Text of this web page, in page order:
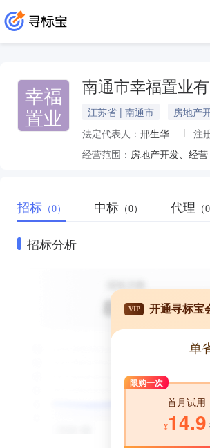
幸福
置业
南通市幸福置业
江苏省 | 南通市 房地产
法定代表人： 邢生华 注
经营范围：
招标 （0） 中标 （0） 代理 （
招标分析
VIP 开通寻标宝
单
限购一次
首月试用
¥14.9